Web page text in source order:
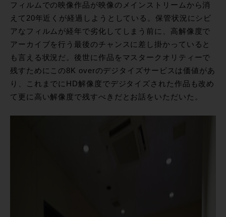
フィルムでの映像作品が映像のメインストリームから消
えて20年近くが経過しようとしている。保管状況にシビ
アなフィルムが経年で劣化してしまう前に、高解像度で
アーカイブを行う最後のチャンスに差し掛かっていると
も言える状況だ。後世に作品をマスタークオリティーで
残すためにこの8K overのデジタイズサービスは価値があ
り、これまでにHD解像度でデジタイズされた作品も改め
て更に高い解像度で残すべきだとお話をいただいた。